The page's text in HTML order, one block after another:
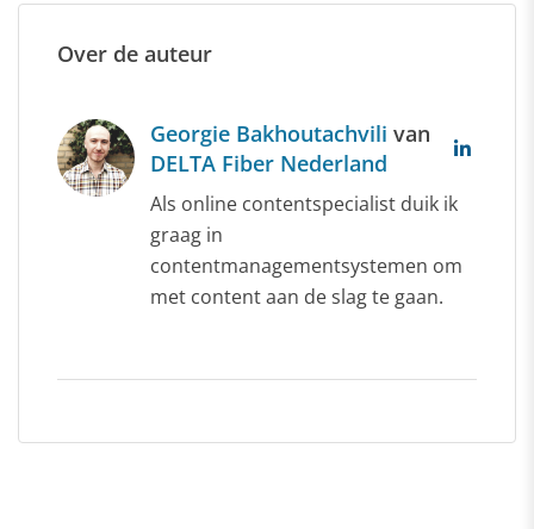
Over de auteur
Georgie Bakhoutachvili van
DELTA Fiber Nederland
Als online contentspecialist duik ik
graag in
contentmanagementsystemen om
met content aan de slag te gaan.